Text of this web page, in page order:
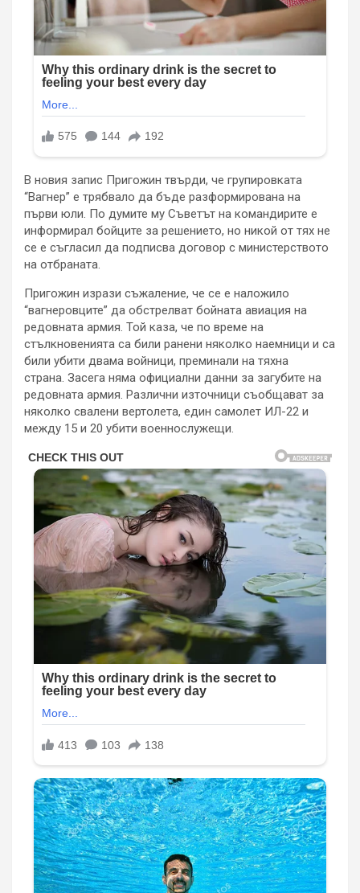
В новия запис Пригожин твърди, че групировката
“Вагнер” е трябвало да бъде разформирована на
първи юли. По думите му Съветът на командирите е
информирал бойците за решението, но никой от тях не
се е съгласил да подписва договор с министерството
на отбраната.
Пригожин изрази съжаление, че се е наложило
“вагнеровците” да обстрелват бойната авиация на
редовната армия. Той каза, че по време на
стълкновенията са били ранени няколко наемници и са
били убити двама войници, преминали на тяхна
страна. Засега няма официални данни за загубите на
редовната армия. Различни източници съобщават за
няколко свалени вертолета, един самолет ИЛ-22 и
между 15 и 20 убити военнослужещи.